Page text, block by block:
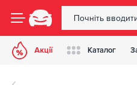
Акції Каталог